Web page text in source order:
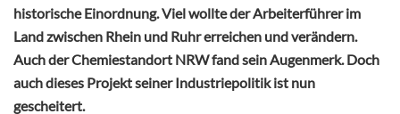
historische Einordnung. Viel wollte der Arbeiterführer im
Land zwischen Rhein und Ruhr erreichen und verändern.
Auch der Chemiestandort NRW fand sein Augenmerk. Doch
auch dieses Projekt seiner Industriepolitik ist nun
gescheitert.